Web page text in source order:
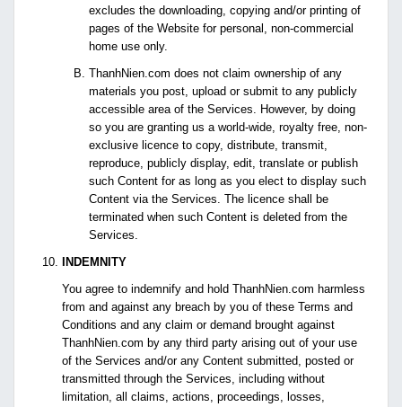
excludes the downloading, copying and/or printing of
pages of the Website for personal, non-commercial
home use only.
ThanhNien.com does not claim ownership of any
materials you post, upload or submit to any publicly
accessible area of the Services. However, by doing
so you are granting us a world-wide, royalty free, non-
exclusive licence to copy, distribute, transmit,
reproduce, publicly display, edit, translate or publish
such Content for as long as you elect to display such
Content via the Services. The licence shall be
terminated when such Content is deleted from the
Services.
INDEMNITY
You agree to indemnify and hold ThanhNien.com harmless
from and against any breach by you of these Terms and
Conditions and any claim or demand brought against
ThanhNien.com by any third party arising out of your use
of the Services and/or any Content submitted, posted or
transmitted through the Services, including without
limitation, all claims, actions, proceedings, losses,